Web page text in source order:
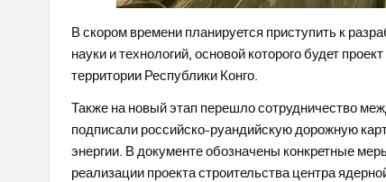
В скором времени планируется приступить к
науки и технологий, основой которого будет
территории Республики Конго.
Также на новый этап перешло сотрудничество
подписали российско-руандийскую дорожную
энергии. В документе обозначены конкретные
реализации проекта строительства центра